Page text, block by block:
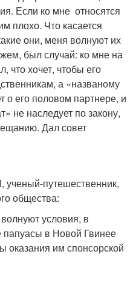
Если ко мне относятся
плохо. Что касается
они, меня волнуют их
был случай: ко мне на
что хочет, чтобы его
а «названому
о его половом партнере, и
не наследует по закону,
Дал совет
путешественник,
общества:
условия, в
в Новой Гвинее
оказания им спонсорской